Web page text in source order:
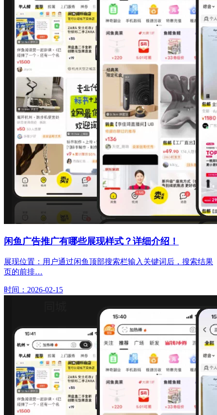
闲鱼广告推广有哪些展现样式？详细介绍！
展现位置：用户通过闲鱼顶部搜索栏输入关键词后，搜索结果
页的前排…
时间：2026-02-15